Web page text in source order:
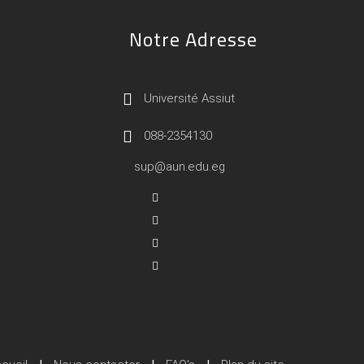
Notre Adresse
Université Assiut
088-2354130
sup@aun.edu.eg